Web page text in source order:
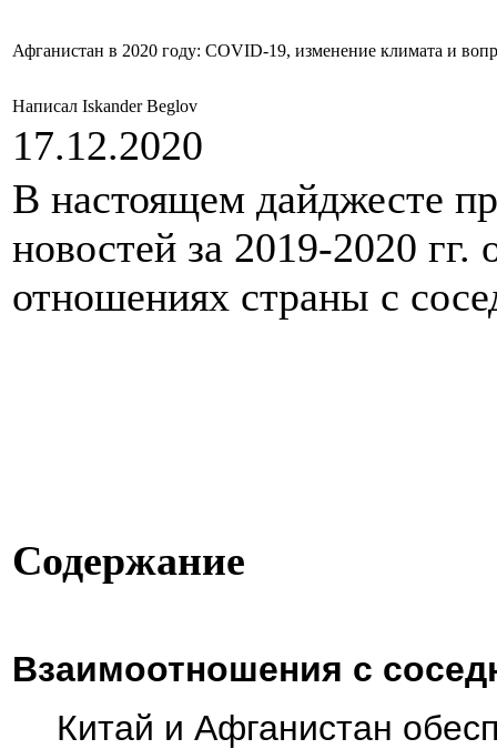
Афганистан в 2020 году: COVID-19, изменение климата и
Написал Iskander Beglov
17.12.2020
В настоящем дайджесте
новостей за 2019-2020
отношениях страны с
Содержание
Взаимоотношения с
Китай и Афганистан